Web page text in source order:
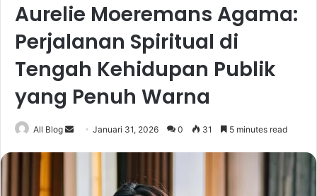
Aurelie Moeremans Agama:
Perjalanan Spiritual di
Tengah Kehidupan Publik
yang Penuh Warna
All Blog
SendJanuari 31, 2026 0 31 5 minutes read